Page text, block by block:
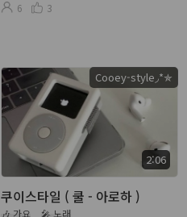
6
3
2:06
Cooey-style◞*✯
쿠이스타일 ( 쿨 - 아로하 )
🎶 가요 🎤 노래